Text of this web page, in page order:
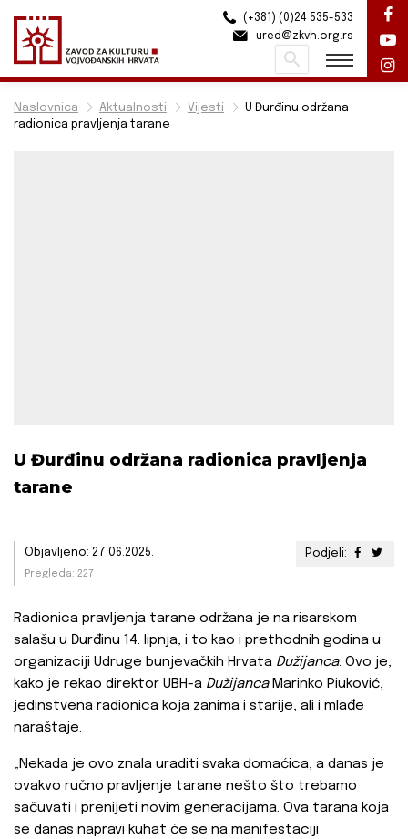
Naslovnica Aktualnosti Vijesti
U Đurđinu održana
radionica pravljenja tarane
U Đurđinu održana radionica pravljenja
tarane
Podjeli:
Objavljeno: 27.06.2025.
Pregleda: 227
Radionica pravljenja tarane održana je na risarskom
salašu u Đurđinu 14. lipnja, i to kao i prethodnih godina u
organizaciji Udruge bunjevačkih Hrvata Dužijanca. Ovo je,
kako je rekao direktor UBH-a DužijancaMarinko Piuković,
jedinstvena radionica koja zanima i starije, ali i mlađe
naraštaje.
„Nekada je ovo znala uraditi svaka domaćica, a danas je
ovakvo ručno pravljenje tarane nešto što trebamo
sačuvati i prenijeti novim generacijama. Ova tarana koja
se danas napravi kuhat će se na manifestaciji
(+381) (0)24 535-533
ured@zkvh.org.rs
Pretraži